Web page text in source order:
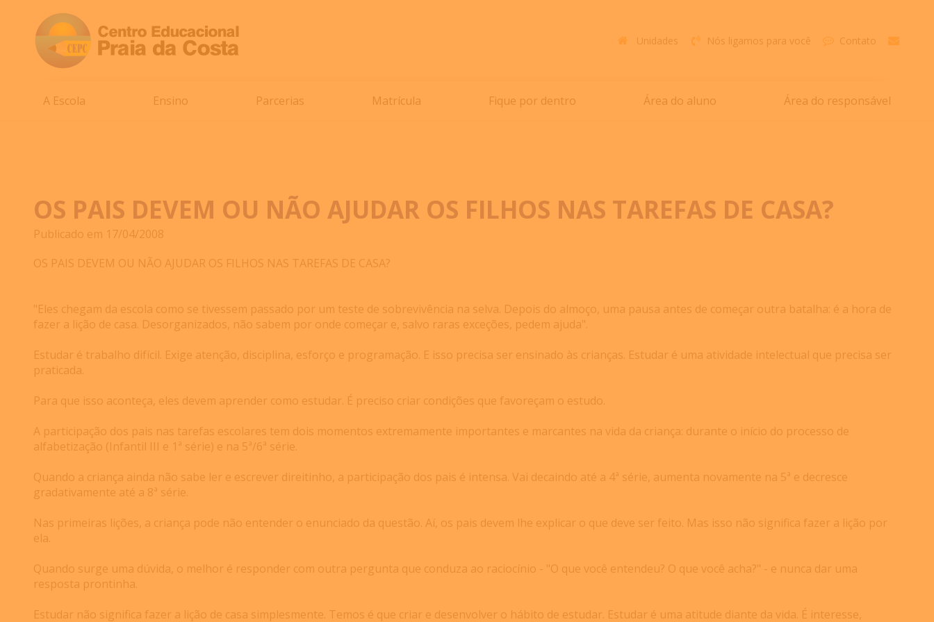
Unidades Nós ligamos para você Contato
A Escola Ensino Parcerias Matrícula Fique por dentro Área do aluno Área do responsável
OS PAIS DEVEM OU NÃO AJUDAR OS FILHOS NAS TAREFAS DE CASA?
Publicado em 17/04/2008
OS PAIS DEVEM OU NÃO AJUDAR OS FILHOS NAS TAREFAS DE CASA?
"Eles chegam da escola como se tivessem passado por um teste de sobrevivência na selva. Depois do almoço, uma pausa antes de começar outra batalha: é a hora de
fazer a lição de casa. Desorganizados, não sabem por onde começar e, salvo raras exceções, pedem ajuda".
Estudar é trabalho difícil. Exige atenção, disciplina, esforço e programação. E isso precisa ser ensinado às crianças. Estudar é uma atividade intelectual que precisa ser
praticada.
Para que isso aconteça, eles devem aprender como estudar. É preciso criar condições que favoreçam o estudo.
A participação dos pais nas tarefas escolares tem dois momentos extremamente importantes e marcantes na vida da criança: durante o início do processo de
alfabetização (Infantil III e 1ª série) e na 5ª/6ª série.
Quando a criança ainda não sabe ler e escrever direitinho, a participação dos pais é intensa. Vai decaindo até a 4ª série, aumenta novamente na 5ª e decresce
gradativamente até a 8ª série.
Nas primeiras lições, a criança pode não entender o enunciado da questão. Aí, os pais devem lhe explicar o que deve ser feito. Mas isso não significa fazer a lição por
ela.
Quando surge uma dúvida, o melhor é responder com outra pergunta que conduza ao raciocínio - "O que você entendeu? O que você acha?" - e nunca dar uma
resposta prontinha.
Estudar não significa fazer a lição de casa simplesmente. Temos é que criar e desenvolver o hábito de estudar. Estudar é uma atitude diante da vida. É interesse,